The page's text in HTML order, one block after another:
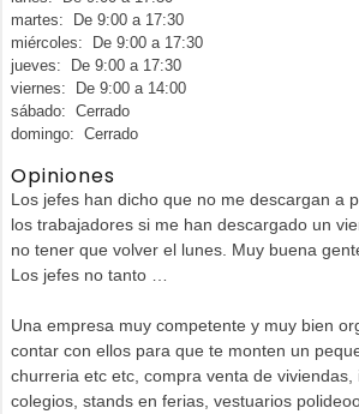
martes: De 9:00 a 17:30
miércoles: De 9:00 a 17:30
jueves: De 9:00 a 17:30
viernes: De 9:00 a 14:00
sábado: Cerrado
domingo: Cerrado
Opiniones
Los jefes han dicho que no me descargan a
los trabajadores si me han descargado un
no tener que volver el lunes. Muy buena
Los jefes no tanto …
Una empresa muy competente y muy bien
contar con ellos para que te monten un
churreria etc etc, compra venta de viviendas,
colegios, stands en ferias, vestuarios